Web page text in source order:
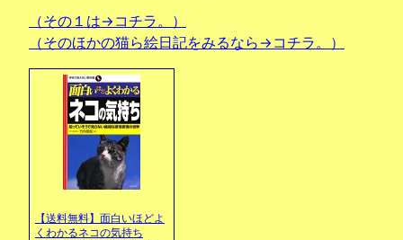
（その１は→コチラ。）
（そのほかの猫ら絵日記をみるなら→コチラ。）
【送料無料】面白いほどよ
くわかるネコの気持ち